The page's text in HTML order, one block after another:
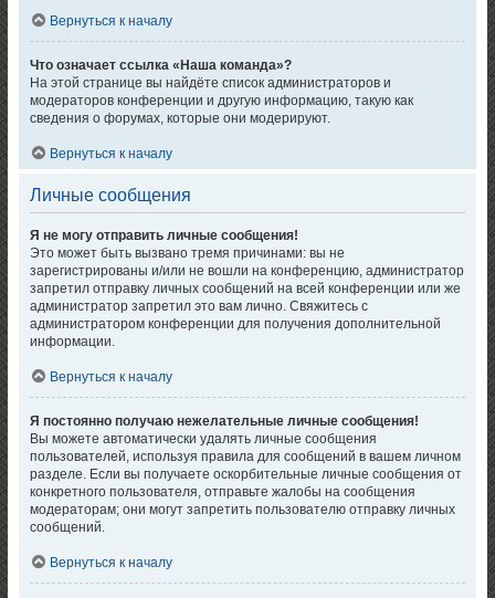
Вернуться к началу
Что означает ссылка «Наша команда»?
На этой странице вы найдёте список администраторов и
модераторов конференции и другую информацию, такую как
сведения о форумах, которые они модерируют.
Вернуться к началу
Личные сообщения
Я не могу отправить личные сообщения!
Это может быть вызвано тремя причинами: вы не
зарегистрированы и/или не вошли на конференцию, администратор
запретил отправку личных сообщений на всей конференции или же
администратор запретил это вам лично. Свяжитесь с
администратором конференции для получения дополнительной
информации.
Вернуться к началу
Я постоянно получаю нежелательные личные сообщения!
Вы можете автоматически удалять личные сообщения
пользователей, используя правила для сообщений в вашем личном
разделе. Если вы получаете оскорбительные личные сообщения от
конкретного пользователя, отправьте жалобы на сообщения
модераторам; они могут запретить пользователю отправку личных
сообщений.
Вернуться к началу